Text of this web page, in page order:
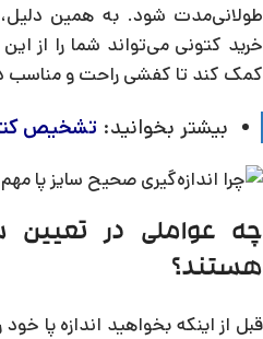
طولانی‌مدت شود. به همین دلیل،
خرید کتونی می‌تواند شما را از
کمک کند تا کفشی راحت و مناسب
بیشتر بخوانید: تشخیص
چه عواملی در تعیین
هستند؟
قبل از اینکه بخواهید اندازه پا